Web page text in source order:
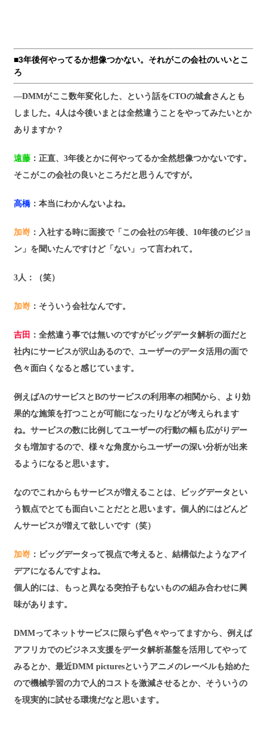
■3年後何やってるか想像つかない。それがこの会社のいいとこ
ろ
―DMMがここ数年変化した、という話をCTOの城倉さんとも
しました。4人は今後いまとは全然違うことをやってみたいとか
ありますか？
遠藤 ：正直、3年後とかに何やってるか全然想像つかないです。
そこがこの会社の良いところだと思うんですが。
高橋 ：本当にわかんないよね。
加嵜 ：入社する時に面接で「この会社の5年後、10年後のビジョ
ン」を聞いたんですけど「ない」って言われて。
3人 ：（笑）
加嵜 ：そういう会社なんです。
吉田 ：全然違う事では無いのですがビッグデータ解析の面だと
社内にサービスが沢山あるので、ユーザーのデータ活用の面で
色々面白くなると感じています。
例えばAのサービスとBのサービスの利用率の相関から、より効
果的な施策を打つことが可能になったりなどが考えられます
ね。サービスの数に比例してユーザーの行動の幅も広がりデー
タも増加するので、様々な角度からユーザーの深い分析が出来
るようになると思います。
なのでこれからもサービスが増えることは、ビッグデータとい
う観点でとても面白いことだとと思います。個人的にはどんど
んサービスが増えて欲しいです（笑）
加嵜 ：ビッグデータって視点で考えると、結構似たようなアイ
デアになるんですよね。
個人的には、もっと異なる突拍子もないものの組み合わせに興
味があります。
DMMってネットサービスに限らず色々やってますから、例えば
アフリカでのビジネス支援をデータ解析基盤を活用してやって
みるとか、最近DMM picturesというアニメのレーベルも始めた
ので機械学習の力で人的コストを激減させるとか、そういうの
を現実的に試せる環境だなと思います。